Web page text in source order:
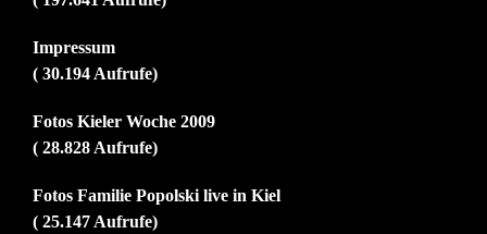
Impressum
( 30.194 Aufrufe)
Fotos Kieler Woche 2009
( 28.828 Aufrufe)
Fotos Familie Popolski live in Kiel
( 25.147 Aufrufe)